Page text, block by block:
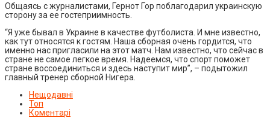
Общаясь с журналистами, Гернот Гор поблагодарил украинскую
сторону за ее гостеприимность.
“Я уже бывал в Украине в качестве футболиста. И мне известно,
как тут относятся к гостям. Наша сборная очень гордится, что
именно нас пригласили на этот матч. Нам известно, что сейчас в
стране не самое легкое время. Надеемся, что спорт поможет
стране воссоединиться и здесь наступит мир”, – подытожил
главный тренер сборной Нигера.
Нещодавні
Топ
Коментарі